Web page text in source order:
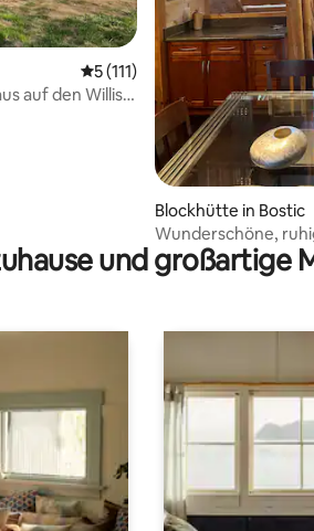
Durchschnittliche Bewertung:
5 (111)
auf den Willis
Blockhütte in Bostic
Wunderschöne,
und großartige